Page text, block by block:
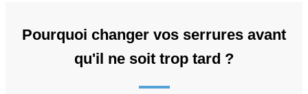
Pourquoi changer vos serrures avant
qu'il ne soit trop tard ?